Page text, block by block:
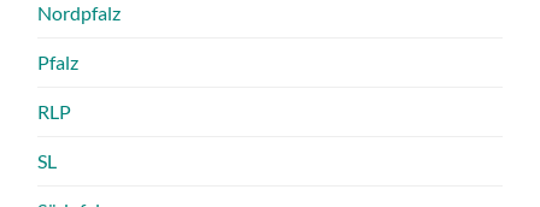
Nordpfalz
Pfalz
RLP
SL